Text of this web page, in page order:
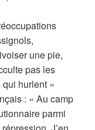
une pie,
pas les
hurlent «
: « Au camp
parmi